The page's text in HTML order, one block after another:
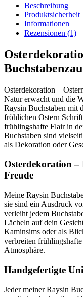
Beschreibung
Produktsicherheit
Informationen
Rezensionen (1)
Osterdekoration –
Natur erwacht und die
Raysin Buchstaben mit
fröhlichen Ostern
frühlingshafte Flair in
Buchstaben sind
als Dekoration oder
Osterdekoration
Freude
Meine Raysin
sie sind ein Ausdruck
verleiht jedem
Lächeln auf dein
Kaminsims oder als
verbreiten
Atmosphäre.
Handgefertigte
Jeder meiner Raysin